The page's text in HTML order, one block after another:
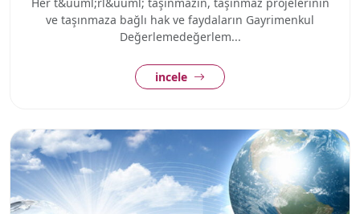
ve taşınmaza bağlı hak ve faydaların Gayrimenkul
Değerlemedeğerlem...
incele